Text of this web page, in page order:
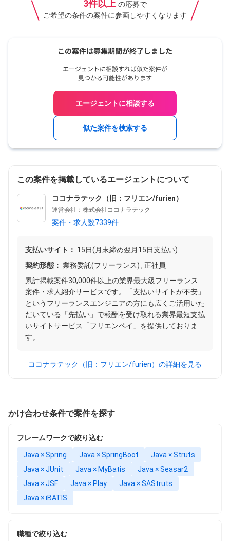
3件以上 の応募で
ご希望の条件の案件に参画しやすくなります
エージェントに相談する
似た案件を検索する
この案件を掲載しているエージェントについて
ココナラテック（旧：フリエン/furien）
運営会社：株式会社ココナラテック
案件・求人数7339件
支払いサイト： 15日(月末締め翌月15日支払い)
契約形態： 業務委託(フリーランス) , 正社員
累計掲載案件30,000件以上の業界最大級フリーランス
案件・求人紹介サービスです。「支払いサイトが不安」
というフリーランスエンジニアの方にも広くご活用いた
だいている「先払い」で報酬を受け取れる業界最短支払
いサイトサービス「フリエンペイ」を提供しておりま
す。
ココナラテック（旧：フリエン/furien）の詳細を見る
かけ合わせ条件で案件を探す
フレームワークで絞り込む
Java × Spring Java × SpringBoot
Java × Struts
Java × JUnit
Java × MyBatis
Java × Seasar2
Java × JSF
Java × Play
Java × SAStruts
Java × iBATIS
職種で絞り込む